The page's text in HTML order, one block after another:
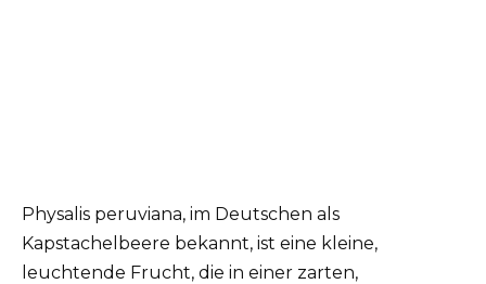
Physalis peruviana, im Deutschen als
Kapstachelbeere bekannt, ist eine kleine,
leuchtende Frucht, die in einer zarten,